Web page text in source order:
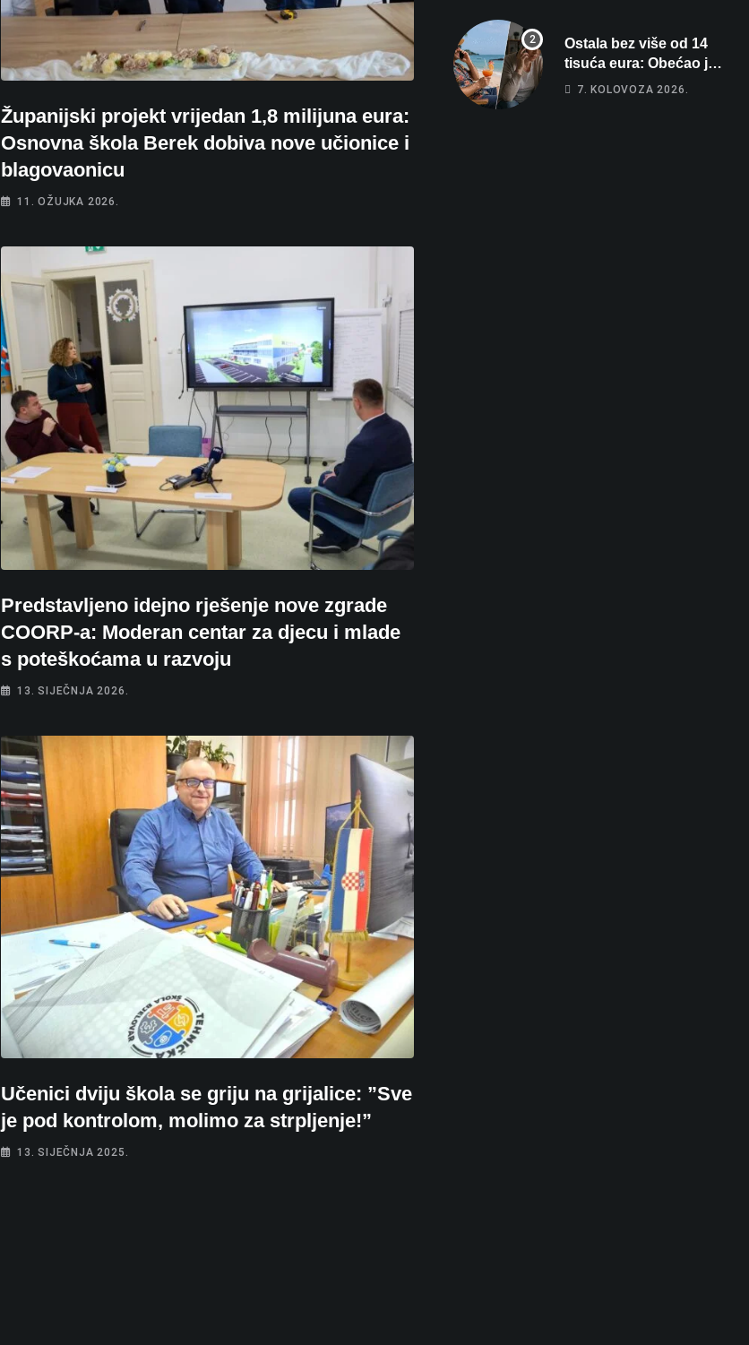
Županijski projekt vrijedan 1,8 milijuna eura:
Osnovna škola Berek dobiva nove učionice i
blagovaonicu
11. OŽUJKA 2026.
Predstavljeno idejno rješenje nove zgrade
COORP-a: Moderan centar za djecu i mlade
s poteškoćama u razvoju
13. SIJEČNJA 2026.
Učenici dviju škola se griju na grijalice: ”Sve
je pod kontrolom, molimo za strpljenje!”
13. SIJEČNJA 2025.
Ostala bez više od 14
tisuća eura: Obećao joj
auto za tjedan dana, a
7. KOLOVOZA 2026.